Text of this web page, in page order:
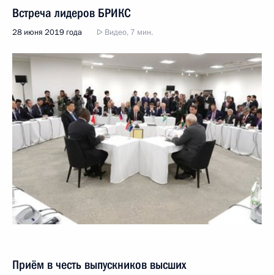
Встреча лидеров БРИКС
28 июня 2019 года Видео, 7 мин.
Приём в честь выпускников высших